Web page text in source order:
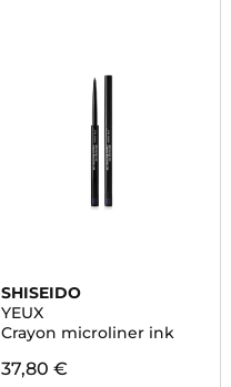
SHISEIDO
YEUX
Crayon microliner ink
37,80 €